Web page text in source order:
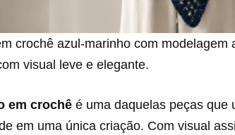
crochê azul-marinho com modelagem
visual leve e elegante.
em crochê é uma daquelas peças que
em uma única criação. Com visual